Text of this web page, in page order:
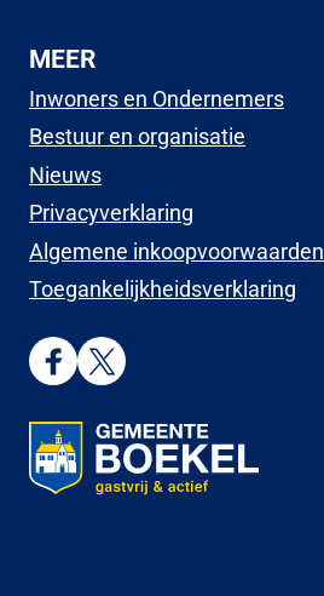
MEER
Inwoners en Ondernemers
Bestuur en organisatie
Nieuws
Privacyverklaring
Algemene inkoopvoorwaarden
Toegankelijkheidsverklaring